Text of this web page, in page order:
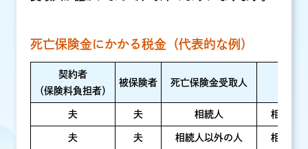
死亡保険金にかかる税金（代表的な例）
契約者
（保険料負担者）
被保険者 死亡保険金受取人
夫 夫 相続人 相続税
夫 夫 相続人以外の人 相続税